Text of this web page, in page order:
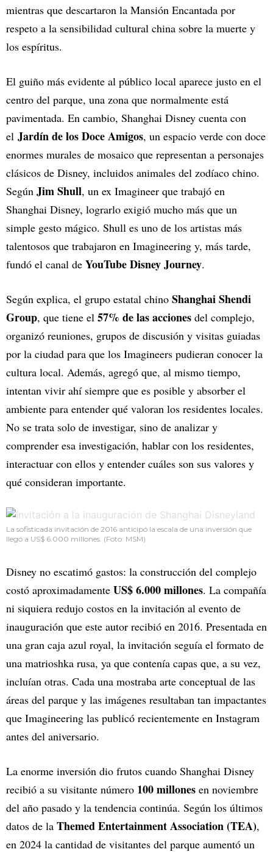
mientras que descartaron la Mansión Encantada por
respeto a la sensibilidad cultural china sobre la muerte y
los espíritus.
El guiño más evidente al público local aparece justo en el
centro del parque, una zona que normalmente está
pavimentada. En cambio, Shanghai Disney cuenta con
el Jardín de los Doce Amigos, un espacio verde con doce
enormes murales de mosaico que representan a personajes
clásicos de Disney, incluidos animales del zodíaco chino.
Según Jim Shull, un ex Imagineer que trabajó en
Shanghai Disney, lograrlo exigió mucho más que un
simple gesto mágico. Shull es uno de los artistas más
talentosos que trabajaron en Imagineering y, más tarde,
fundó el canal de YouTube Disney Journey.
Según explica, el grupo estatal chino Shanghai Shendi
Group, que tiene el 57% de las acciones del complejo,
organizó reuniones, grupos de discusión y visitas guiadas
por la ciudad para que los Imagineers pudieran conocer la
cultura local. Además, agregó que, al mismo tiempo,
intentan vivir ahí siempre que es posible y absorber el
ambiente para entender qué valoran los residentes locales.
No se trata solo de investigar, sino de analizar y
comprender esa investigación, hablar con los residentes,
interactuar con ellos y entender cuáles son sus valores y
qué consideran importante.
La sofisticada invitación de 2016 anticipó la escala de una inversión que
llegó a US$ 6.000 millones. (Foto: MSM)
Disney no escatimó gastos: la construcción del complejo
costó aproximadamente US$ 6.000 millones. La compañía
ni siquiera redujo costos en la invitación al evento de
inauguración que este autor recibió en 2016. Presentada en
una gran caja azul royal, la invitación seguía el formato de
una matrioshka rusa, ya que contenía capas que, a su vez,
incluían otras. Cada una mostraba arte conceptual de las
áreas del parque y las imágenes resultaban tan impactantes
que Imagineering las publicó recientemente en Instagram
antes del aniversario.
La enorme inversión dio frutos cuando Shanghai Disney
recibió a su visitante número 100 millones en noviembre
del año pasado y la tendencia continúa. Según los últimos
datos de la Themed Entertainment Association (TEA),
en 2024 la cantidad de visitantes del parque aumentó un